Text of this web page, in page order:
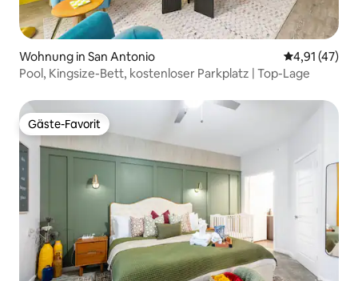
Wohnung in San Antonio
4,91 (47)
Pool, Kingsize-Bett, kostenloser Parkplatz | Top-Lage
Gäste-Favorit
Gäste-Favorit